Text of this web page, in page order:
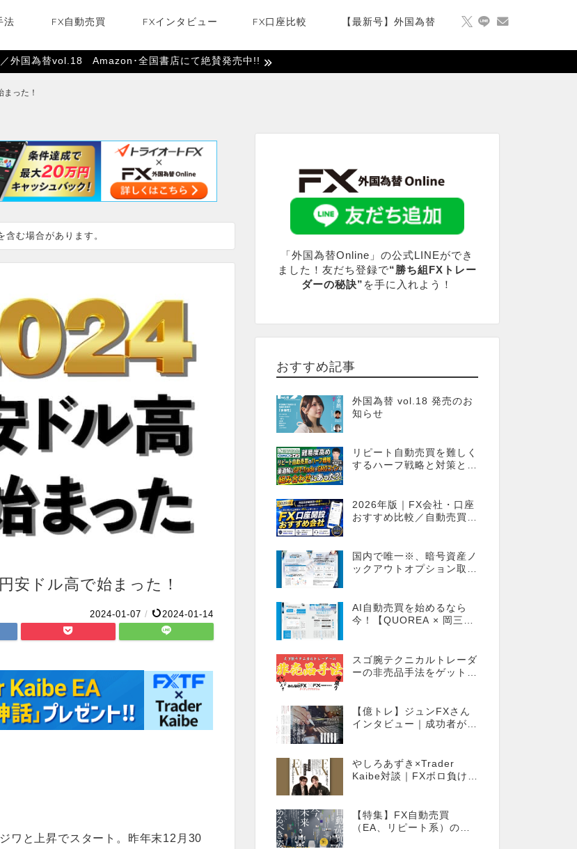
法 FX自動売買 FXインタビュー FX口座比較 【最新号】外国為替
／外国為替vol.18 Amazon･全国書店にて絶賛発売中!!
った！
含む場合があります。
安ドル高で始まった！
2024-01-07 / 2024-01-14
ワと上昇でスタート。昨年末12月30
「外国為替Online」の公式LINEができ
ました！友だち登録で“勝ち組FXトレー
ダーの秘訣” を手に入れよう！
おすすめ記事
外国為替 vol.18 発売のお
知らせ
リピート自動売買を難しく
するハーフ戦略と対策とし
2026年版｜FX会社・口座
おすすめ比較／自動売買・
国内で唯一※、暗号資産ノ
ックアウトオプション取引
プション［FXTF］
AI自動売買を始めるなら
今！【QUOREA × 岡三オ
スゴ腕テクニカルトレーダ
ーの非売品手法をゲット！
【億トレ】ジュンFXさん
インタビュー｜成功者が多
やしろあずき×Trader
Kaibe対談｜FXボロ負けな
売買に挑戦ス～
【特集】FX自動売買
（EA、リピート系）の